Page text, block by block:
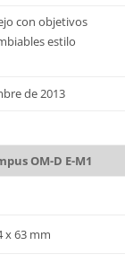
con objetivos
estilo
de 2013
OM-D E-M1
x 63 mm